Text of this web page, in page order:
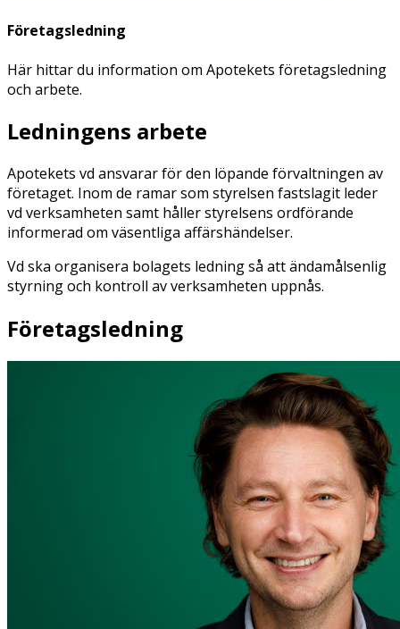
Företagsledning
Här hittar du information om Apotekets företagsledning
och arbete.
Ledningens arbete
Apotekets vd ansvarar för den löpande förvaltningen av
företaget. Inom de ramar som styrelsen fastslagit leder
vd verksamheten samt håller styrelsens ordförande
informerad om väsentliga affärshändelser.
Vd ska organisera bolagets ledning så att ändamålsenlig
styrning och kontroll av verksamheten uppnås.
Företagsledning